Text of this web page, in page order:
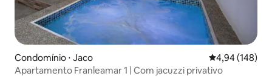
Condomínio ⋅ Jaco 4,94 de uma
4,94 (148)
Apartamento Franleamar 1 | Com jacuzzi privativo